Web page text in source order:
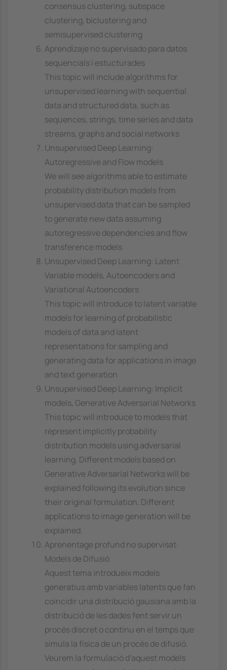
consensus clustering, subspace
clustering, biclustering and
semisupervised clustering
Aprendizaje no supervisado para datos
sequencials i estucturades
This topic will include algorithms for
unsupervised learning with sequential
data and structured data, such as
sequences, strings, time series and data
streams, graphs and social networks
Unsupervised Deep Learning:
Autoregressive and Flow models
We will see algorithms able to estimate
probability distribution models from
unsupervised data that can be sampled
to generate new data assuming
autoregressive dependencies and flow
transference models
Unsupervised Deep Learning: Latent
Variable models, Autoencoders and
Variational Autoencoders
This topic will introduce to latent variable
models for learning of probabilistic
models of data and latent
representations for sampling and
generating data for applications in image
and text generation
Unsupervised Deep Learning: Implicit
models, Generative Adversarial Networks
This topic will introduce to models that
represent implicitly probability
distribution models using adversarial
learning. Different models based on
Generative Adversarial Networks will be
explained following its evolution since
their original formulation. Different
applications to image generation will be
explained.
Aprenentage profund no supervisat:
Models de Difusió
Aquest tema introdueix models
generatius amb variables latents que fan
coincidir una distribució gausiana amb la
distribució de les dades fent servir un
procés discret o continu en el temps que
simula la física de un procés de difusió.
Veurem la formulació d'aquest models